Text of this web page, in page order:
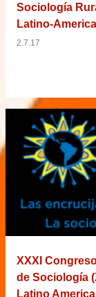
Sociología
Latino-
2.7.17
XXXI
de Sociología
Latino